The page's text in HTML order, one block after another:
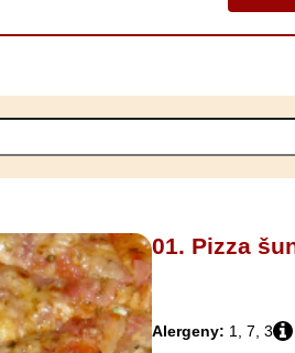
01. Pizza
Alergeny: 1, 7, 3